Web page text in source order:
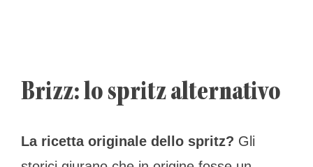
Brizz: lo spritz alternativo
La ricetta originale dello spritz? Gli